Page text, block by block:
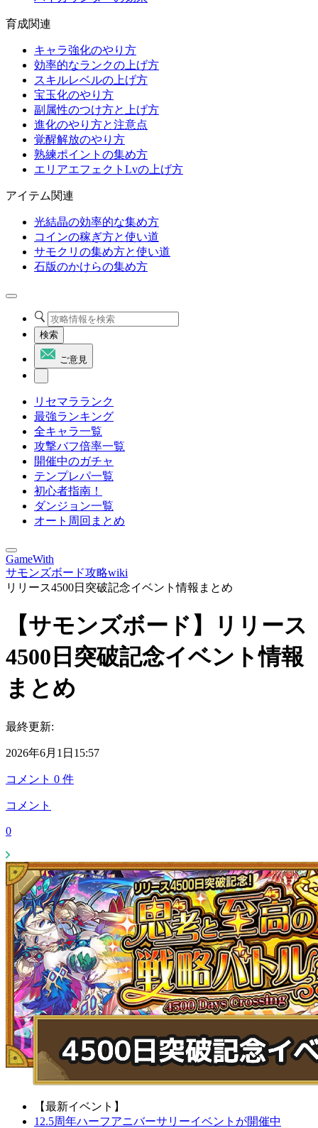
育成関連
キャラ強化のやり方
効率的なランクの上げ方
スキルレベルの上げ方
宝玉化のやり方
副属性のつけ方と上げ方
進化のやり方と注意点
覚醒解放のやり方
熟練ポイントの集め方
エリアエフェクトLvの上げ方
アイテム関連
光結晶の効率的な集め方
コインの稼ぎ方と使い道
サモクリの集め方と使い道
石版のかけらの集め方
検索
ご意見
リセマラランク
最強ランキング
全キャラ一覧
攻撃バフ倍率一覧
開催中のガチャ
テンプレパ一覧
初心者指南！
ダンジョン一覧
オート周回まとめ
GameWith
サモンズボード攻略wiki
リリース4500日突破記念イベント情報まとめ
【サモンズボード】リリース
4500日突破記念イベント情報
まとめ
最終更新:
2026年6月1日15:57
コメント 0 件
コメント
0
【最新イベント】
12.5周年ハーフアニバーサリーイベントが開催中